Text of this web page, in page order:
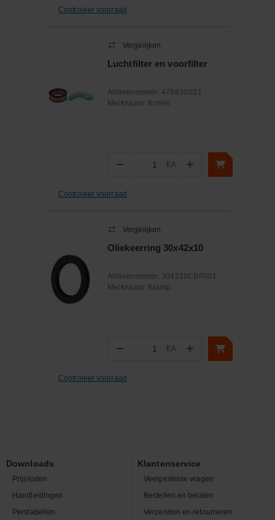
Controleer voorraad
Vergelijken
Luchtfilter en voorfilter
Artikelnummer: 4788303S1
Merknaam: Kohler
− Aantal
EA +
Controleer voorraad
Vergelijken
Oliekeerring 30x42x10
Artikelnummer: 304210CBP001
Merknaam: Kramp
− Aantal
EA +
Controleer voorraad
Downloads
Prijslijsten
Handleidingen
Perstabellen
Klantenservice
Veelgestelde vragen
Bestellen en betalen
Verzenden en retourneren